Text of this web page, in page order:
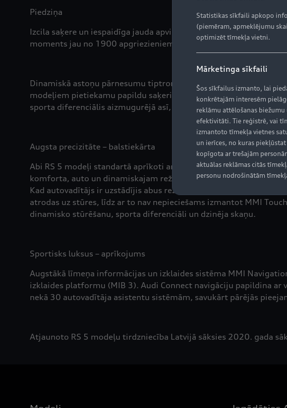
Piedziņa
Izcila saķere un iespaidīga jauda apvienojumā ar efektivitāti –
moments jau no 1900 apgriezieniem minūtē. Abi RS 5 modeļi
Dinamiskā astoņu pārnesumu tiptronic ātrumkārba novada
modeļiem pietiekamu papildu saķeri, dinamiku un stabilitāti
sporta diferenciālis aizmugurējā asī, kas griezi aktīvi sadala starp
Augsta precizitāte – balstiekārta
Abi RS 5 modeļi standartā aprīkoti ar RS sporta balstiekārtu, bet
komforta, auto un dinamiskajam režīmam Audi Drive Select
Kad autovadītājs ir uzstādījis abus režīmus, lai tie atbilstu viņa
atrodas uz stūres, līdz ar to nav nepieciešams izmantot MMI
dinamisko stūrēšanu, sporta diferenciāli un dzinēja skaņu.
Sportisks luksus – aprīkojums
Augstākā līmeņa informācijas un izklaides sistēma MMI
izklaides platformu (MIB 3). Audi Connect navigāciju papildina
nekā 30 autovadītāja asistentu sistēmām, savukārt pārējās
Atjaunoto RS 5 modeļu tirdzniecība Latvijā sāksies 2020. gada
Statistikas sīkfaili apkopo
(piemēram, apmeklējumu
optimizēt tīmekļa vietni.
Mārketinga sīkfaili
Šos sīkfailus izmanto, lai
konkrētajām interesēm
reklāmu attēlošanas
efektivitāti. Tie reģistrē, vai
izmantoto tīmekļa vietnes
un ierīces, no kuras
kopīgota ar trešajām
aktuālas reklāmas citās
personu nodrošinātām